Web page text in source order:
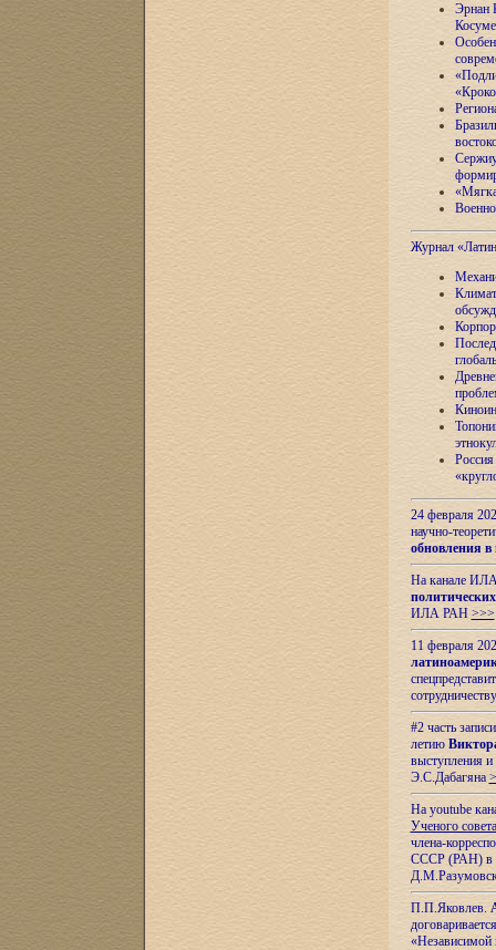
Эрнан
Журнал
24 февраля
научно-
обновления в
На канале
ИЛА РАН >>>
11 февраля
#2 часть
летию
выступления
Э.С.Дабагяна
На youtube
Ученого
члена-
СССР (РАН) в
П.П.Яковлев.
«Независимой